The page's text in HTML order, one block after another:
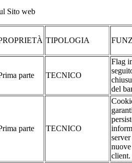
Sito web
TIPOLOGIA
parte TECNICO
Flag
del
parte TECNICO
client.